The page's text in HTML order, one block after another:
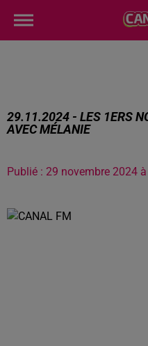
29.11.2024 - LES 1ERS
AVEC MÉLANIE
Publié : 29 novembre 2024